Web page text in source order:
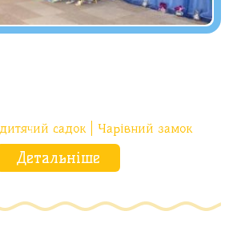
дитячий садок Чарівний замок
Детальніше